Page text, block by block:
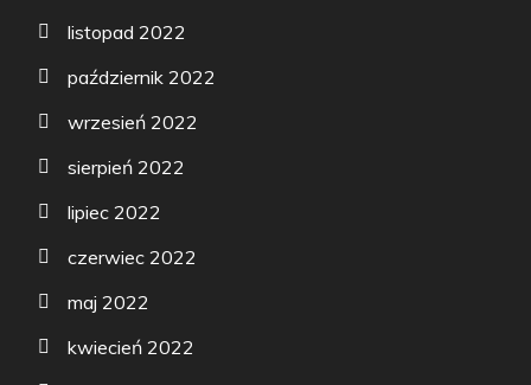
listopad 2022
październik 2022
wrzesień 2022
sierpień 2022
lipiec 2022
czerwiec 2022
maj 2022
kwiecień 2022